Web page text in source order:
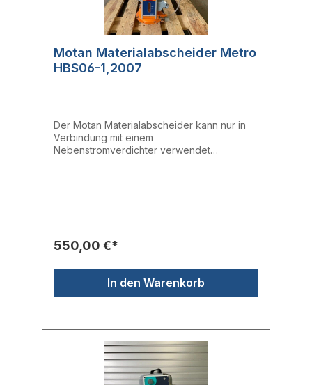
Motan Materialabscheider Metro
HBS06-1,2007
Der Motan Materialabscheider kann nur in
Verbindung mit einem
Nebenstromverdichter verwendet
550,00 €*
In den Warenkorb